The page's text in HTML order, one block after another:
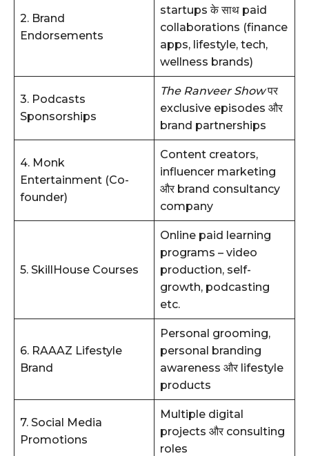
2. Brand
Endorsements
startups के साथ paid
collaborations (finance
apps, lifestyle, tech,
wellness brands)
3. Podcasts
Sponsorships
The Ranveer Showपर
exclusive episodes और
brand partnerships
4. Monk
Entertainment (Co-
founder)
Content creators,
influencer marketing
और brand consultancy
company
5. SkillHouse Courses
Online paid learning
programs – video
production, self-
growth, podcasting
etc.
6. RAAAZ Lifestyle
Brand
Personal grooming,
personal branding
awareness और lifestyle
products
7. Social Media
Promotions
Multiple digital
projects और consulting
roles